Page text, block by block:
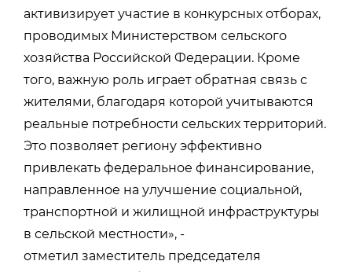
активизирует участие в конкурсных отборах,
проводимых Министерством сельского
хозяйства Российской Федерации. Кроме
того, важную роль играет обратная связь с
жителями, благодаря которой учитываются
реальные потребности сельских территорий.
Это позволяет региону эффективно
привлекать федеральное финансирование,
направленное на улучшение социальной,
транспортной и жилищной инфраструктуры
в сельской местности», -
отметил заместитель председателя